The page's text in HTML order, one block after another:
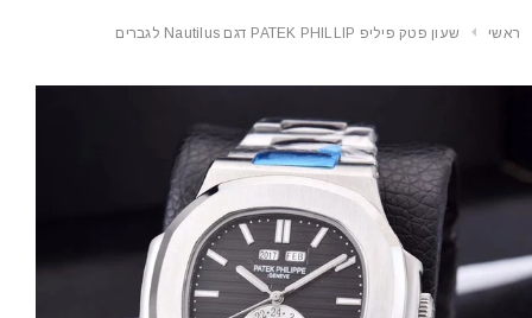
ראשי שעון פטק פיליפ PATEK PHILLIP דגם Nautilus לגברים